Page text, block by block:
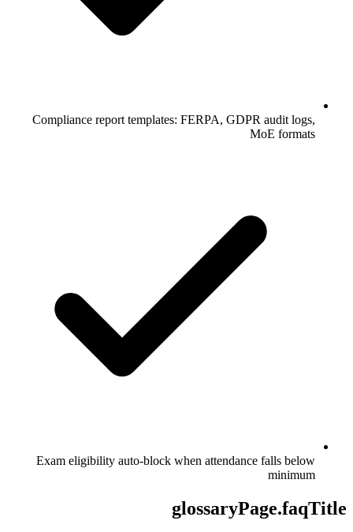
Compliance report templates: FERPA, GDPR audit logs,
MoE formats
Exam eligibility auto-block when attendance falls below
minimum
glossaryPage.faqTitle